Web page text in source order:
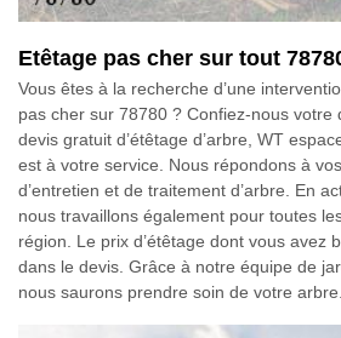
Etêtage pas cher sur tout
Vous êtes à la recherche d’une
pas cher sur 78780 ? Confiez-nous votre
devis gratuit d’étêtage d’arbre, WT
est à votre service. Nous répondons à
d’entretien et de traitement d’arbre. En
nous travaillons également pour toutes
région. Le prix d’étêtage dont vous avez
dans le devis. Grâce à notre équipe de
nous saurons prendre soin de votre arbre.